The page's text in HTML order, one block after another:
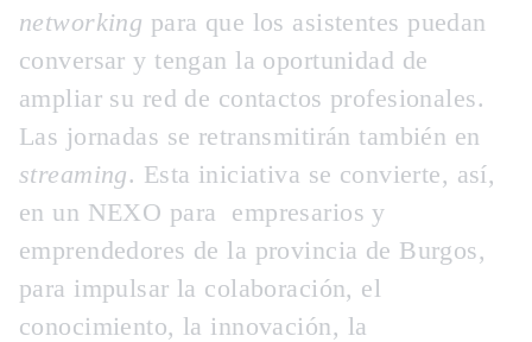
networking para que los asistentes puedan
conversar y tengan la oportunidad de
ampliar su red de contactos profesionales.
Las jornadas se retransmitirán también en
streaming. Esta iniciativa se convierte, así,
en un NEXO para empresarios y
emprendedores de la provincia de Burgos,
para impulsar la colaboración, el
conocimiento, la innovación, la